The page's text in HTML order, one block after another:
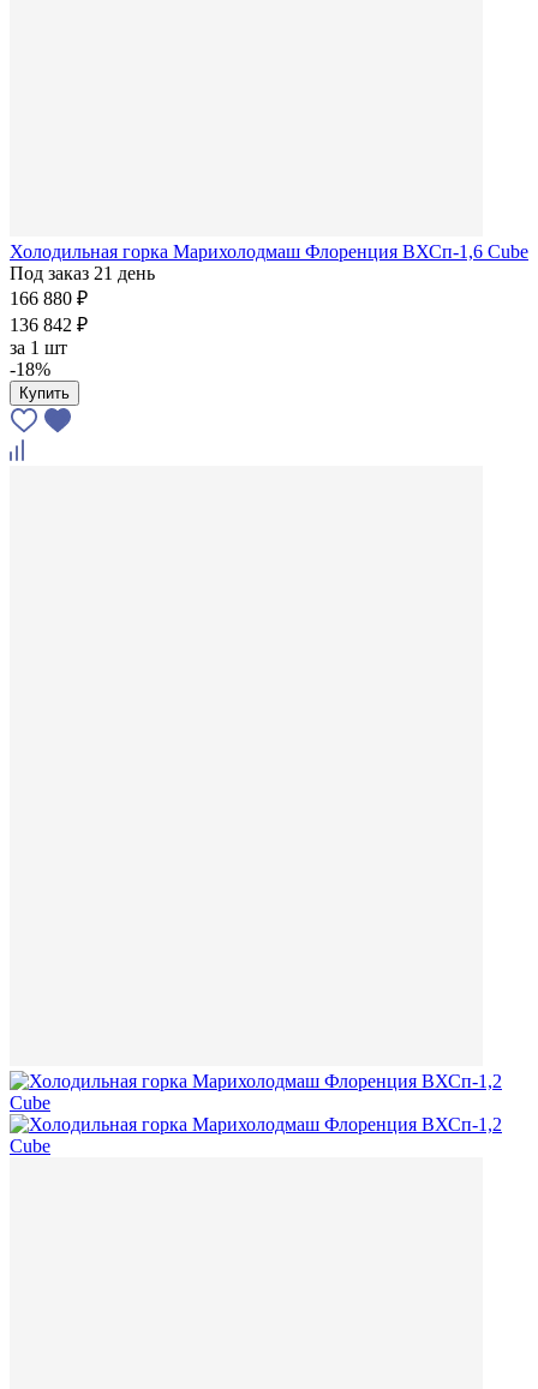
Холодильная горка Марихолодмаш Флоренция ВХСп-1,6 Cube
Под заказ 21 день
166 880 ₽
136 842 ₽
за 1 шт
-18%
Купить